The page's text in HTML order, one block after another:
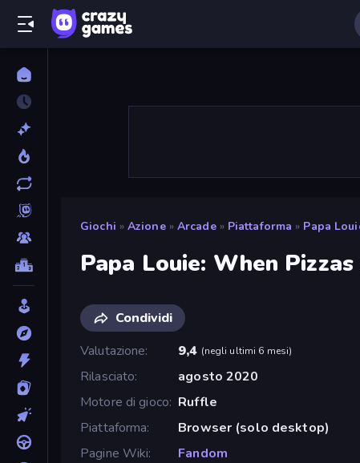
Giochi » Azione » Arcade » Piattaforma » Papa
Papa Louie: When
Condividi
Valutazione
9,4 (negli ultimi 6 mesi)
Rilasciato
agosto 2020
Motore di gioco Ruffle
Piattaforma
Browser (solo desktop)
Pagine Wiki
Fandom